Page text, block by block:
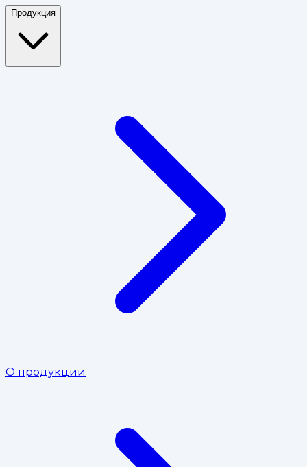
Продукция
О продукции